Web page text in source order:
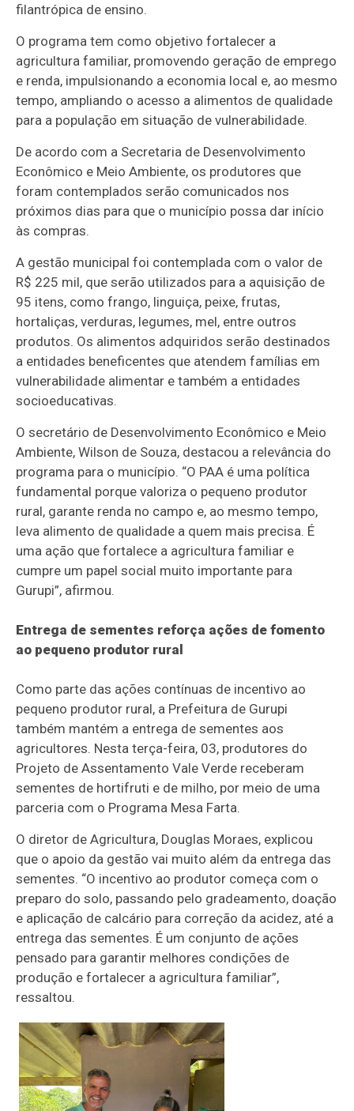
filantrópica de ensino.
O programa tem como objetivo fortalecer a
agricultura familiar, promovendo geração de emprego
e renda, impulsionando a economia local e, ao mesmo
tempo, ampliando o acesso a alimentos de qualidade
para a população em situação de vulnerabilidade.
De acordo com a Secretaria de Desenvolvimento
Econômico e Meio Ambiente, os produtores que
foram contemplados serão comunicados nos
próximos dias para que o município possa dar início
às compras.
A gestão municipal foi contemplada com o valor de
R$ 225 mil, que serão utilizados para a aquisição de
95 itens, como frango, linguiça, peixe, frutas,
hortaliças, verduras, legumes, mel, entre outros
produtos. Os alimentos adquiridos serão destinados
a entidades beneficentes que atendem famílias em
vulnerabilidade alimentar e também a entidades
socioeducativas.
O secretário de Desenvolvimento Econômico e Meio
Ambiente, Wilson de Souza, destacou a relevância do
programa para o município. “O PAA é uma política
fundamental porque valoriza o pequeno produtor
rural, garante renda no campo e, ao mesmo tempo,
leva alimento de qualidade a quem mais precisa. É
uma ação que fortalece a agricultura familiar e
cumpre um papel social muito importante para
Gurupi”, afirmou.
Entrega de sementes reforça ações de fomento
ao pequeno produtor rural
Como parte das ações contínuas de incentivo ao
pequeno produtor rural, a Prefeitura de Gurupi
também mantém a entrega de sementes aos
agricultores. Nesta terça-feira, 03, produtores do
Projeto de Assentamento Vale Verde receberam
sementes de hortifruti e de milho, por meio de uma
parceria com o Programa Mesa Farta.
O diretor de Agricultura, Douglas Moraes, explicou
que o apoio da gestão vai muito além da entrega das
sementes. “O incentivo ao produtor começa com o
preparo do solo, passando pelo gradeamento, doação
e aplicação de calcário para correção da acidez, até a
entrega das sementes. É um conjunto de ações
pensado para garantir melhores condições de
produção e fortalecer a agricultura familiar”,
ressaltou.